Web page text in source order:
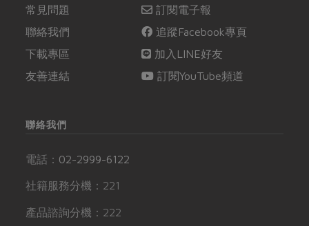
常見問題
聯絡我們
下載專區
友善連結
訂閱電子報
追蹤Facebook專頁
加入LINE好友
訂閱YouTube頻道
聯絡我們
電話： 02-2999-6122
社籍服務分機：221
產品諮詢分機：222